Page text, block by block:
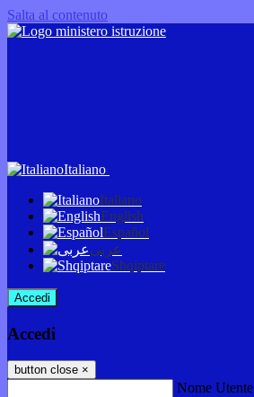
Salta al contenuto
Italiano
Italiano
English
Español
عربى
Shqiptare
Accedi
Accedi
button close ×
Nome Utente